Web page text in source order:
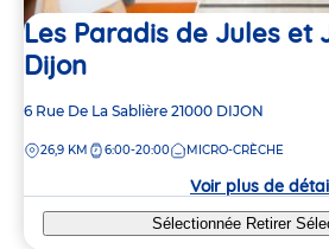
Les Paradis de Jules et
Dijon
Adresse
la
6 Rue De La Sablière 21000 DIJON
DISTANCE
26,9 KM 6:00-20:00 MICRO-CRÈCHE
Voir plus de
Sélectionnée Retirer